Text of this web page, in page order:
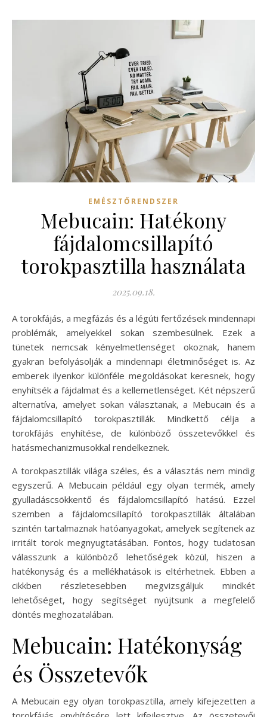
EMÉSZTŐRENDSZER
Mebucain: Hatékony
fájdalomcsillapító
torokpasztilla használata
2025.09.18.
A torokfájás, a megfázás és a légúti fertőzések mindennapi
problémák, amelyekkel sokan szembesülnek. Ezek a
tünetek nemcsak kényelmetlenséget okoznak, hanem
gyakran befolyásolják a mindennapi életminőséget is. Az
emberek ilyenkor különféle megoldásokat keresnek, hogy
enyhítsék a fájdalmat és a kellemetlenséget. Két népszerű
alternatíva, amelyet sokan választanak, a Mebucain és a
fájdalomcsillapító torokpasztillák. Mindkettő célja a
torokfájás enyhítése, de különböző összetevőkkel és
hatásmechanizmusokkal rendelkeznek.
A torokpasztillák világa széles, és a választás nem mindig
egyszerű. A Mebucain például egy olyan termék, amely
gyulladáscsökkentő és fájdalomcsillapító hatású. Ezzel
szemben a fájdalomcsillapító torokpasztillák általában
szintén tartalmaznak hatóanyagokat, amelyek segítenek az
irritált torok megnyugtatásában. Fontos, hogy tudatosan
válasszunk a különböző lehetőségek közül, hiszen a
hatékonyság és a mellékhatások is eltérhetnek. Ebben a
cikkben részletesebben megvizsgáljuk mindkét
lehetőséget, hogy segítséget nyújtsunk a megfelelő
döntés meghozatalában.
Mebucain: Hatékonyság
és Összetevők
A Mebucain egy olyan torokpasztilla, amely kifejezetten a